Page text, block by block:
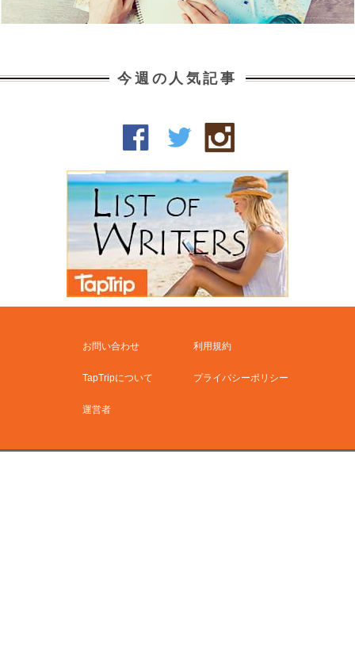
今週の人気記事
お問い合わせ 利用規約
TapTripについて プライバシーポリシー
運営者